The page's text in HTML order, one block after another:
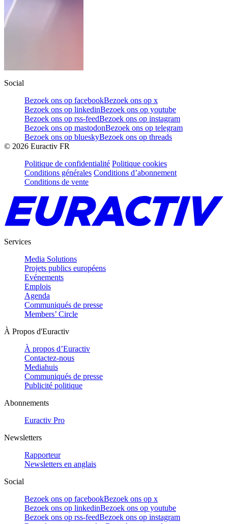
Social
Bezoek ons op facebookBezoek ons op x
Bezoek ons op linkedinBezoek ons op youtube
Bezoek ons op rss-feedBezoek ons op instagram
Bezoek ons op mastodonBezoek ons op telegram
Bezoek ons op blueskyBezoek ons op threads
© 2026 Euractiv FR
Politique de confidentialité Politique cookies
Conditions générales Conditions d’abonnement
Conditions de vente
Services
Media Solutions
Projets publics européens
Evénements
Emplois
Agenda
Communiqués de presse
Members’ Circle
À Propos d'Euractiv
À propos d’Euractiv
Contactez-nous
Mediahuis
Communiqués de presse
Publicité politique
Abonnements
Euractiv Pro
Newsletters
Rapporteur
Newsletters en anglais
Social
Bezoek ons op facebookBezoek ons op x
Bezoek ons op linkedinBezoek ons op youtube
Bezoek ons op rss-feedBezoek ons op instagram